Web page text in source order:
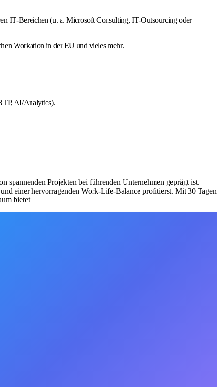
IT‑Bereichen (u. a. Microsoft Consulting, IT‑Outsourcing oder
Workation in der EU und vieles mehr.
AI/Analytics).
Projekten bei führenden Unternehmen geprägt ist.
einer hervorragenden Work-Life-Balance profitierst. Mit 30 Tagen
bietet.